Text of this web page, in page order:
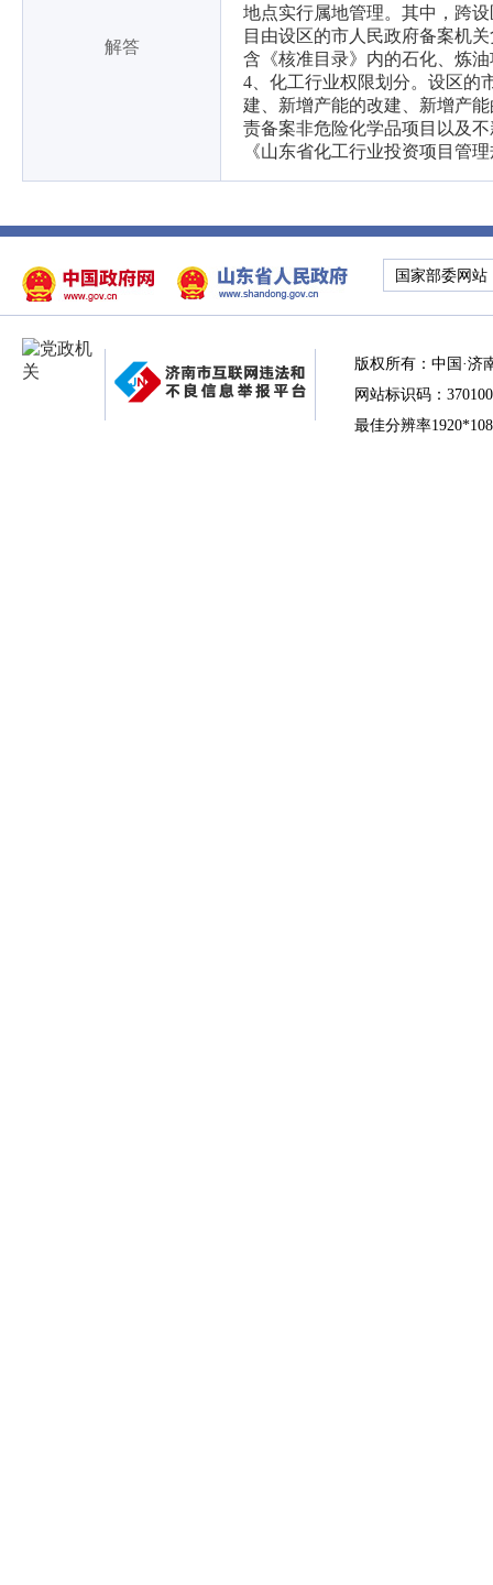
解答
地点实行属地管理。其中，跨
目由设区的市人民政府备案机
含《核准目录》内的石化、炼
4、化工行业权限划分。设区的
建、新增产能的改建、新增产
责备案非危险化学品项目以及
《山东省化工行业投资项目管
国家部委网站
版权所有：中国·济
网站标识码：
最佳分辨率